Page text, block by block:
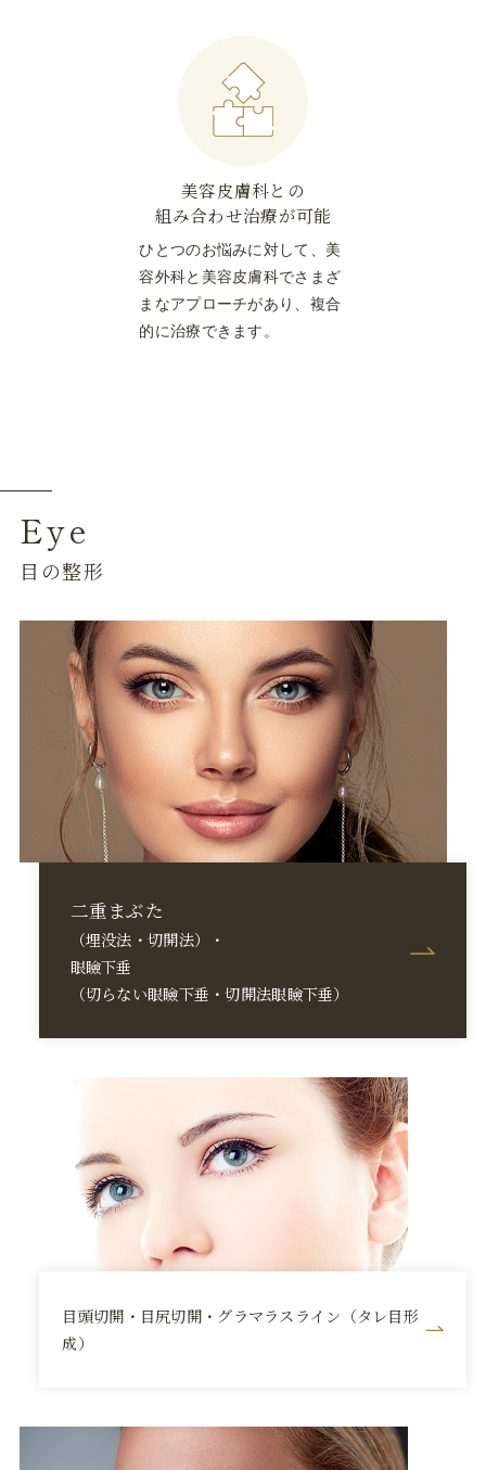
美容皮膚科との
組み合わせ治療が可能
ひとつのお悩みに対して、美
容外科と美容皮膚科でさまざ
まなアプローチがあり、複合
的に治療できます。
Eye
目の整形
二重まぶた
（埋没法・切開法）・
眼瞼下垂
（切らない眼瞼下垂・切開法眼瞼下垂）
目頭切開・目尻切開・グラマラスライン（タレ目形
成）